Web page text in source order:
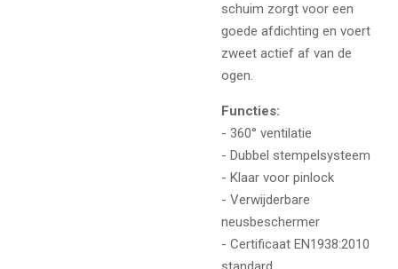
schuim zorgt voor een
goede afdichting en voert
zweet actief af van de
ogen.
Functies:
- 360° ventilatie
- Dubbel stempelsysteem
- Klaar voor pinlock
- Verwijderbare
neusbeschermer
- Certificaat EN1938:2010